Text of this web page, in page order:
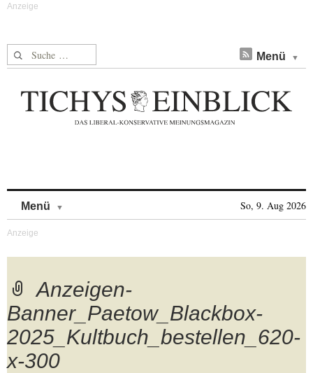
Suche nach: Menü
Menü So, 9. Aug 2026
Anzeigen-
Banner_Paetow_Blackbox-
2025_Kultbuch_bestellen_620-
x-300